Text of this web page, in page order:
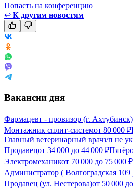
Попасть на конференцию
↩ К другим новостям
Вакансии дня
Фармацевт - провизор (г. Ахтубинск)
Монтажник сплит-системот 80 000 ₽
Главный ветеринарный врачз/п не
Продавецот 34 000 до 44 000 ₽
Электромеханикот 70 000 до 75 000 ₽
Администратор ( Волгоградская 109
Продавец (ул. Нестерова)от 50 000 до